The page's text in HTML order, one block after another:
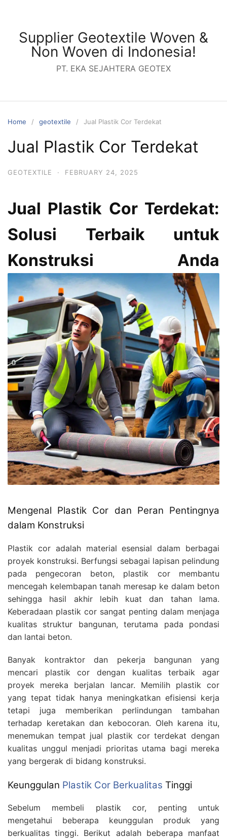
contentSupplier Geotextile Woven &
Non Woven di Indonesia!
PT. EKA SEJAHTERA GEOTEX
Home geotextile Jual Plastik Cor Terdekat
Jual Plastik Cor Terdekat
GEOTEXTILE · FEBRUARY 24, 2025
Jual Plastik Cor Terdekat:
Solusi Terbaik untuk
Konstruksi Anda
Mengenal Plastik Cor dan Peran Pentingnya
dalam Konstruksi
Plastik cor adalah material esensial dalam berbagai
proyek konstruksi. Berfungsi sebagai lapisan pelindung
pada pengecoran beton, plastik cor membantu
mencegah kelembapan tanah meresap ke dalam beton
sehingga hasil akhir lebih kuat dan tahan lama.
Keberadaan plastik cor sangat penting dalam menjaga
kualitas struktur bangunan, terutama pada pondasi
dan lantai beton.
Banyak kontraktor dan pekerja bangunan yang
mencari plastik cor dengan kualitas terbaik agar
proyek mereka berjalan lancar. Memilih plastik cor
yang tepat tidak hanya meningkatkan efisiensi kerja
tetapi juga memberikan perlindungan tambahan
terhadap keretakan dan kebocoran. Oleh karena itu,
menemukan tempat jual plastik cor terdekat dengan
kualitas unggul menjadi prioritas utama bagi mereka
yang bergerak di bidang konstruksi.
Keunggulan Plastik Cor Berkualitas Tinggi
Sebelum membeli plastik cor, penting untuk
mengetahui beberapa keunggulan produk yang
berkualitas tinggi. Berikut adalah beberapa manfaat